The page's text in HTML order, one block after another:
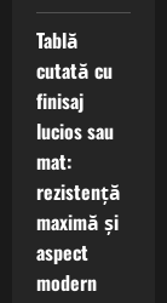
Tablă
cutată cu
finisaj
lucios sau
mat:
rezistență
maximă și
aspect
modern